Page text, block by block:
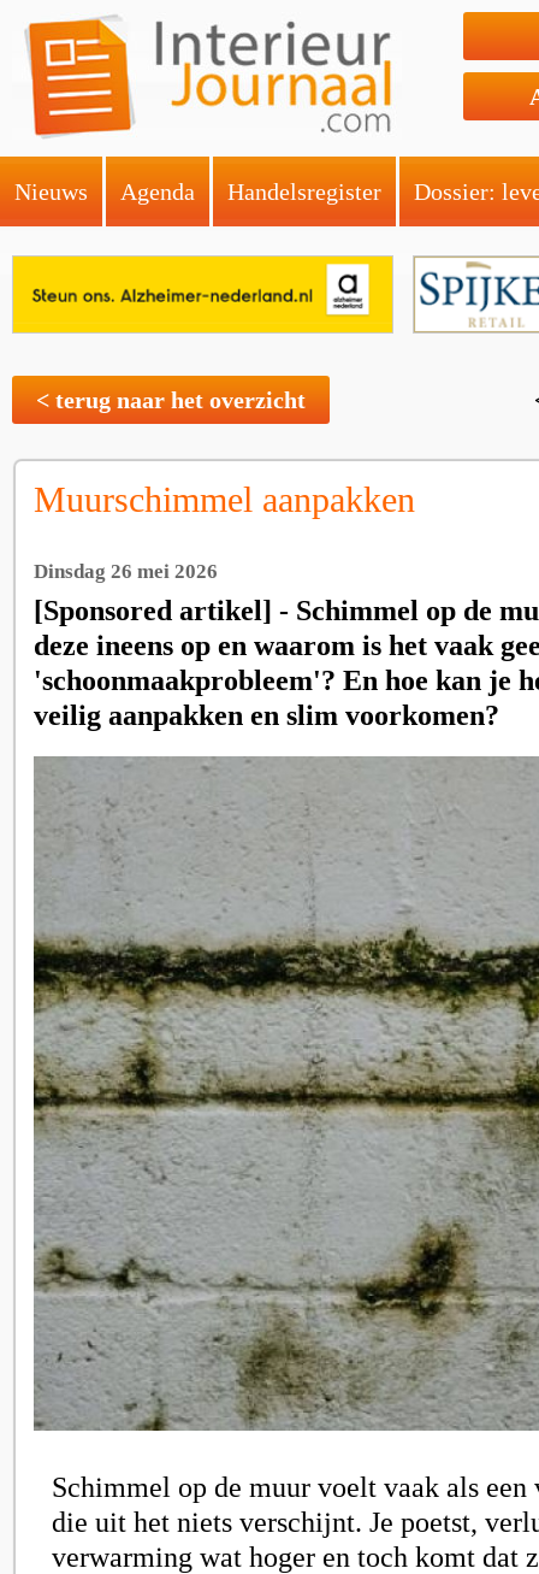
Nieuws Agenda Handelsregister Dossier:
< terug naar het overzicht
Muurschimmel aanpakken
Dinsdag 26 mei 2026
[Sponsored artikel] - Schimmel op de
deze ineens op en waarom is het vaak
'schoonmaakprobleem'? En hoe kan je
veilig aanpakken en slim voorkomen?
Schimmel op de muur voelt vaak als
die uit het niets verschijnt. Je poetst,
verwarming wat hoger en toch komt dat